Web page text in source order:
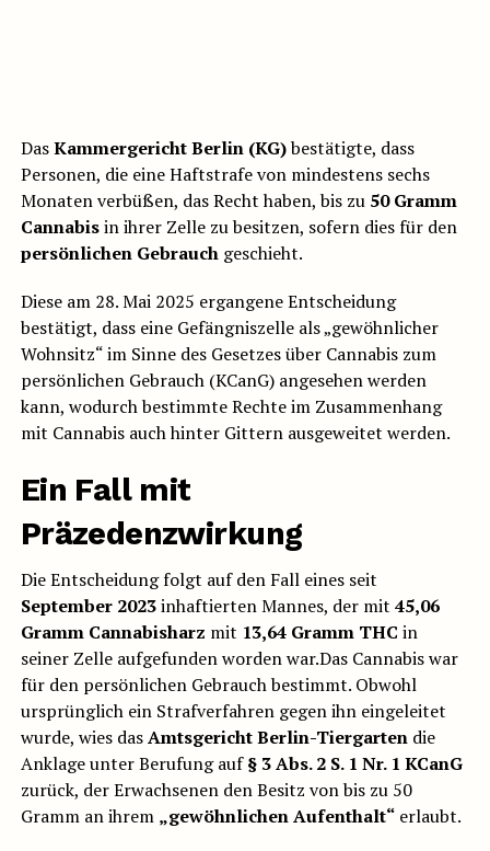
DasKammergericht Berlin (KG)bestätigte, dass
Personen, die eine Haftstrafe von mindestens sechs
Monaten verbüßen, das Recht haben, bis zu 50 Gramm
Cannabisin ihrer Zelle zu besitzen, sofern dies für den
persönlichen Gebrauchgeschieht.
Diese am 28. Mai 2025 ergangene Entscheidung
bestätigt, dass eine Gefängniszelle als „gewöhnlicher
Wohnsitz“ im Sinne des Gesetzes über Cannabis zum
persönlichen Gebrauch (KCanG) angesehen werden
kann, wodurch bestimmte Rechte im Zusammenhang
mit Cannabis auch hinter Gittern ausgeweitet werden.
Ein Fall mit
Präzedenzwirkung
Die Entscheidung folgt auf den Fall eines seit
September 2023inhaftierten Mannes, der mit 45,06
Gramm Cannabisharz mit 13,64 Gramm THC in
seiner Zelle aufgefunden worden war.Das Cannabis war
für den persönlichen Gebrauch bestimmt. Obwohl
ursprünglich ein Strafverfahren gegen ihn eingeleitet
wurde, wies dasAmtsgericht Berlin-Tiergartendie
Anklage unter Berufung auf§ 3 Abs. 2 S. 1 Nr. 1 KCanG
zurück, der Erwachsenen den Besitz von bis zu 50
Gramm an ihrem „gewöhnlichen Aufenthalt“erlaubt.